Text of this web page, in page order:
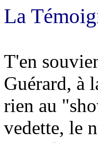
La
T'en
Guérard, à
rien au
vedette, le